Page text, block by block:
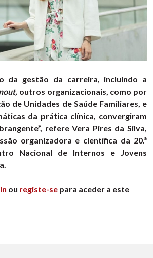
da gestão da carreira, incluindo a
outros organizacionais, como por
de Unidades de Saúde Familiares, e
da prática clínica, convergiram
refere Vera Pires da Silva,
organizadora e científica da 20.ª
Nacional de Internos e Jovens
ou registe-se para aceder a este